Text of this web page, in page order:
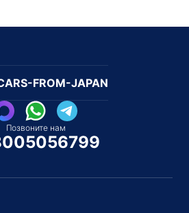
FROM-JAPAN
Позвоните нам